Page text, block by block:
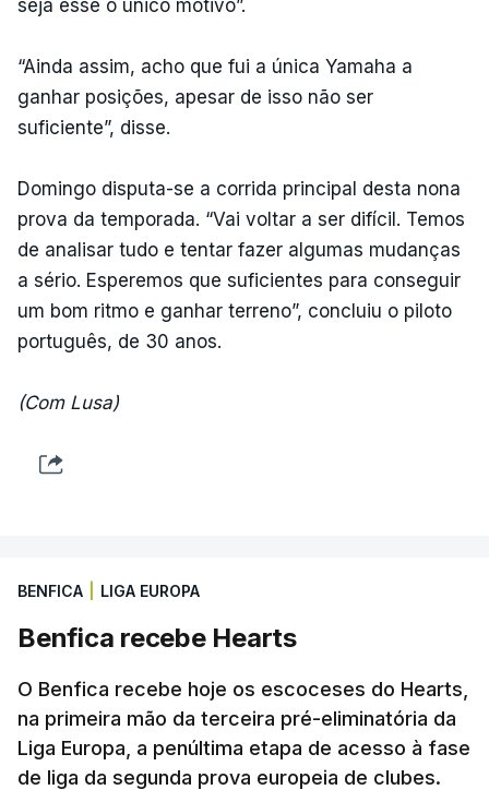
seja esse o único motivo”.
“Ainda assim, acho que fui a única Yamaha a
ganhar posições, apesar de isso não ser
suficiente”, disse.
Domingo disputa-se a corrida principal desta nona
prova da temporada. “Vai voltar a ser difícil. Temos
de analisar tudo e tentar fazer algumas mudanças
a sério. Esperemos que suficientes para conseguir
um bom ritmo e ganhar terreno”, concluiu o piloto
português, de 30 anos.
(Com Lusa)
BENFICA LIGA EUROPA
Benfica recebe Hearts
O Benfica recebe hoje os escoceses do Hearts,
na primeira mão da terceira pré-eliminatória da
Liga Europa, a penúltima etapa de acesso à fase
de liga da segunda prova europeia de clubes.